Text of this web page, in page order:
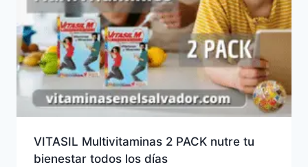
VITASIL Multivitaminas 2 PACK nutre tu
bienestar todos los días